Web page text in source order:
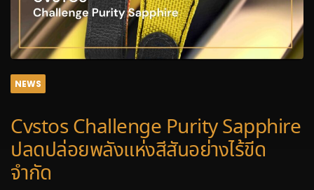
NEWS
Cvstos Challenge Purity Sapphire
ปลดปล่อยพลังแห่งสีสันอย่างไร้ขีด
จำกัด